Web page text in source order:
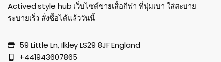
Actived style hub เว็บไซต์ขายเสื้อกีฬา ที่นุ่มเบา ใส่สะบาย
ระบายเร็ว สั่งซื้อได้แล้ววันนี้
59 Little Ln, Ilkley LS29 8JF England
+441943607865